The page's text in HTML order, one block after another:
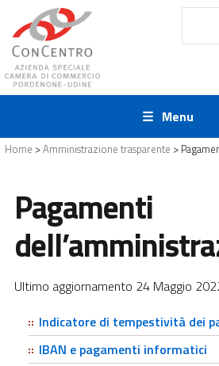
Menu
Home >Amministrazione trasparente >
Pagamenti
Ultimo aggiornamento 24 Maggio
Indicatore di tempestività dei
IBAN e pagamenti informatici